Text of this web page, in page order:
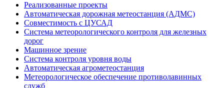
Реализованные проекты
Автоматическая дорожная метеостанция (АДМС)
Совместимость с ЦУСАД
Система метеорологического контроля для железных
дорог
Машинное зрение
Система контроля уровня воды
Автоматическая агрометеостанция
Метеорологическое обеспечение противолавинных
служб